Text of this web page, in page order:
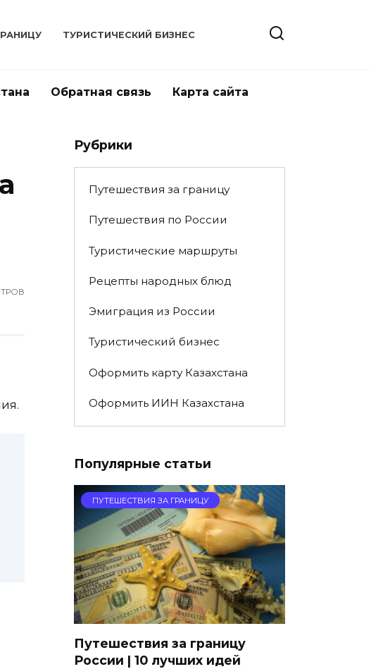
ТУРИСТИЧЕСКИЙ БИЗНЕС
Обратная связь Карта сайта
Рубрики
Путешествия за границу
Путешествия по России
Туристические маршруты
Рецепты народных блюд
Эмиграция из России
Туристический бизнес
Оформить карту Казахстана
Оформить ИИН Казахстана
Популярные статьи
ПУТЕШЕСТВИЯ ЗА ГРАНИЦУ
Путешествия за границу
России | 10 лучших идей